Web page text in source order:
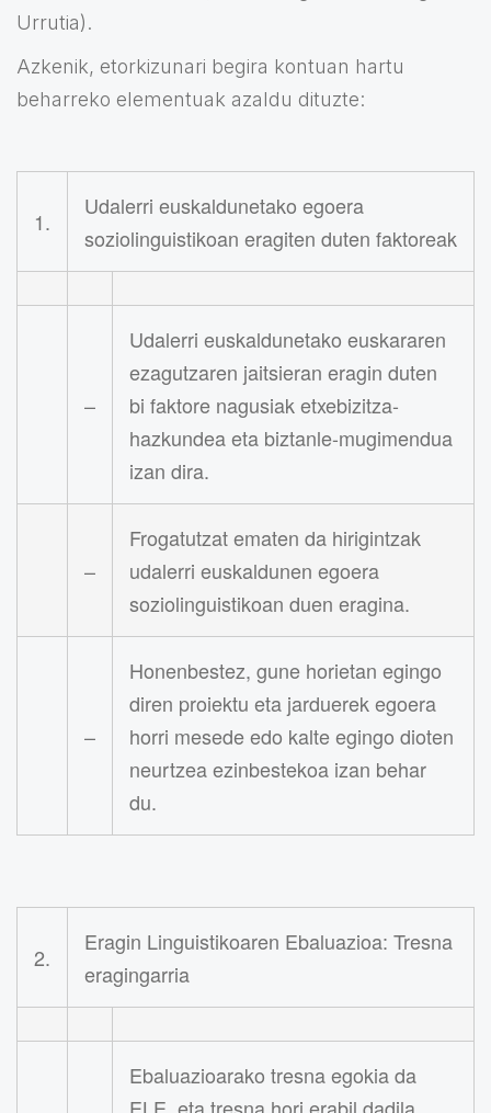
Urrutia).
Azkenik, etorkizunari begira kontuan hartu
beharreko elementuak azaldu dituzte:
1.
Udalerri euskaldunetako egoera
soziolinguistikoan eragiten duten faktoreak
–
Udalerri euskaldunetako euskararen
ezagutzaren jaitsieran eragin duten
bi faktore nagusiak etxebizitza-
hazkundea eta biztanle-mugimendua
izan dira.
–
Frogatutzat ematen da hirigintzak
udalerri euskaldunen egoera
soziolinguistikoan duen eragina.
–
Honenbestez, gune horietan egingo
diren proiektu eta jarduerek egoera
horri mesede edo kalte egingo dioten
neurtzea ezinbestekoa izan behar
du.
2.
Eragin Linguistikoaren Ebaluazioa: Tresna
eragingarria
Ebaluazioarako tresna egokia da
ELE, eta tresna hori erabil dadila